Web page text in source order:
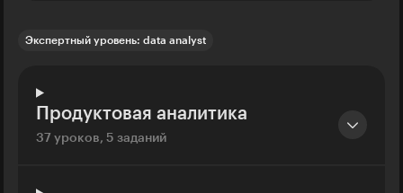
Экспертный уровень: data analyst
Продуктовая аналитика
37 уроков, 5 заданий